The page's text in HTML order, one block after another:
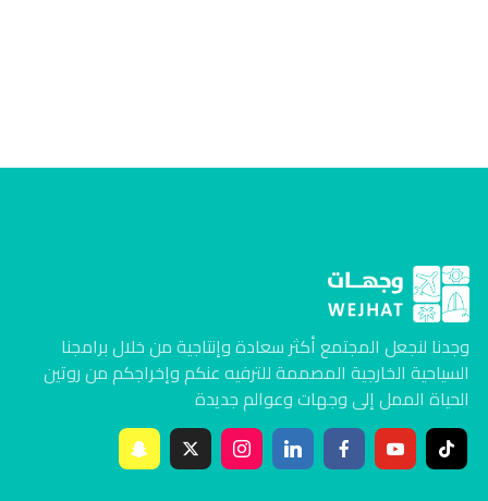
وجدنا لنجعل المجتمع أكثر سعادة وإنتاجية من خلال برامجنا
السياحية الخارجية المصممة للترفيه عنكم وإخراجكم من روتين
الحياة الممل إلى وجهات وعوالم جديدة